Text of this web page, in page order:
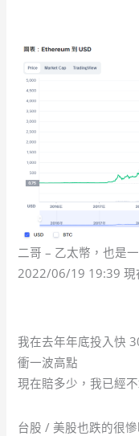
二哥 – 乙太幣，也是
2022/06/19 19:39 現
我在去年年底投入快
衝一波高點
現在賠多少，我已經
台股 / 美股也跌的很